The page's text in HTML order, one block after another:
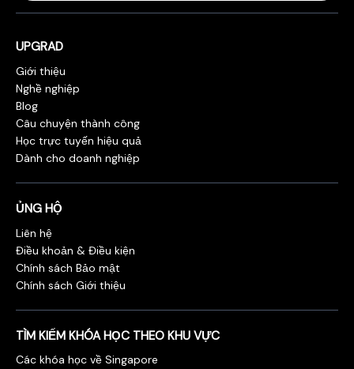
UPGRAD
Giới thiệu
Nghề nghiệp
Blog
Câu chuyện thành công
Học trực tuyến hiệu quả
Dành cho doanh nghiệp
ỦNG HỘ
Liên hệ
Điều khoản & Điều kiện
Chính sách Bảo mật
Chính sách Giới thiệu
TÌM KIẾM KHÓA HỌC THEO KHU VỰC
Các khóa học về Singapore